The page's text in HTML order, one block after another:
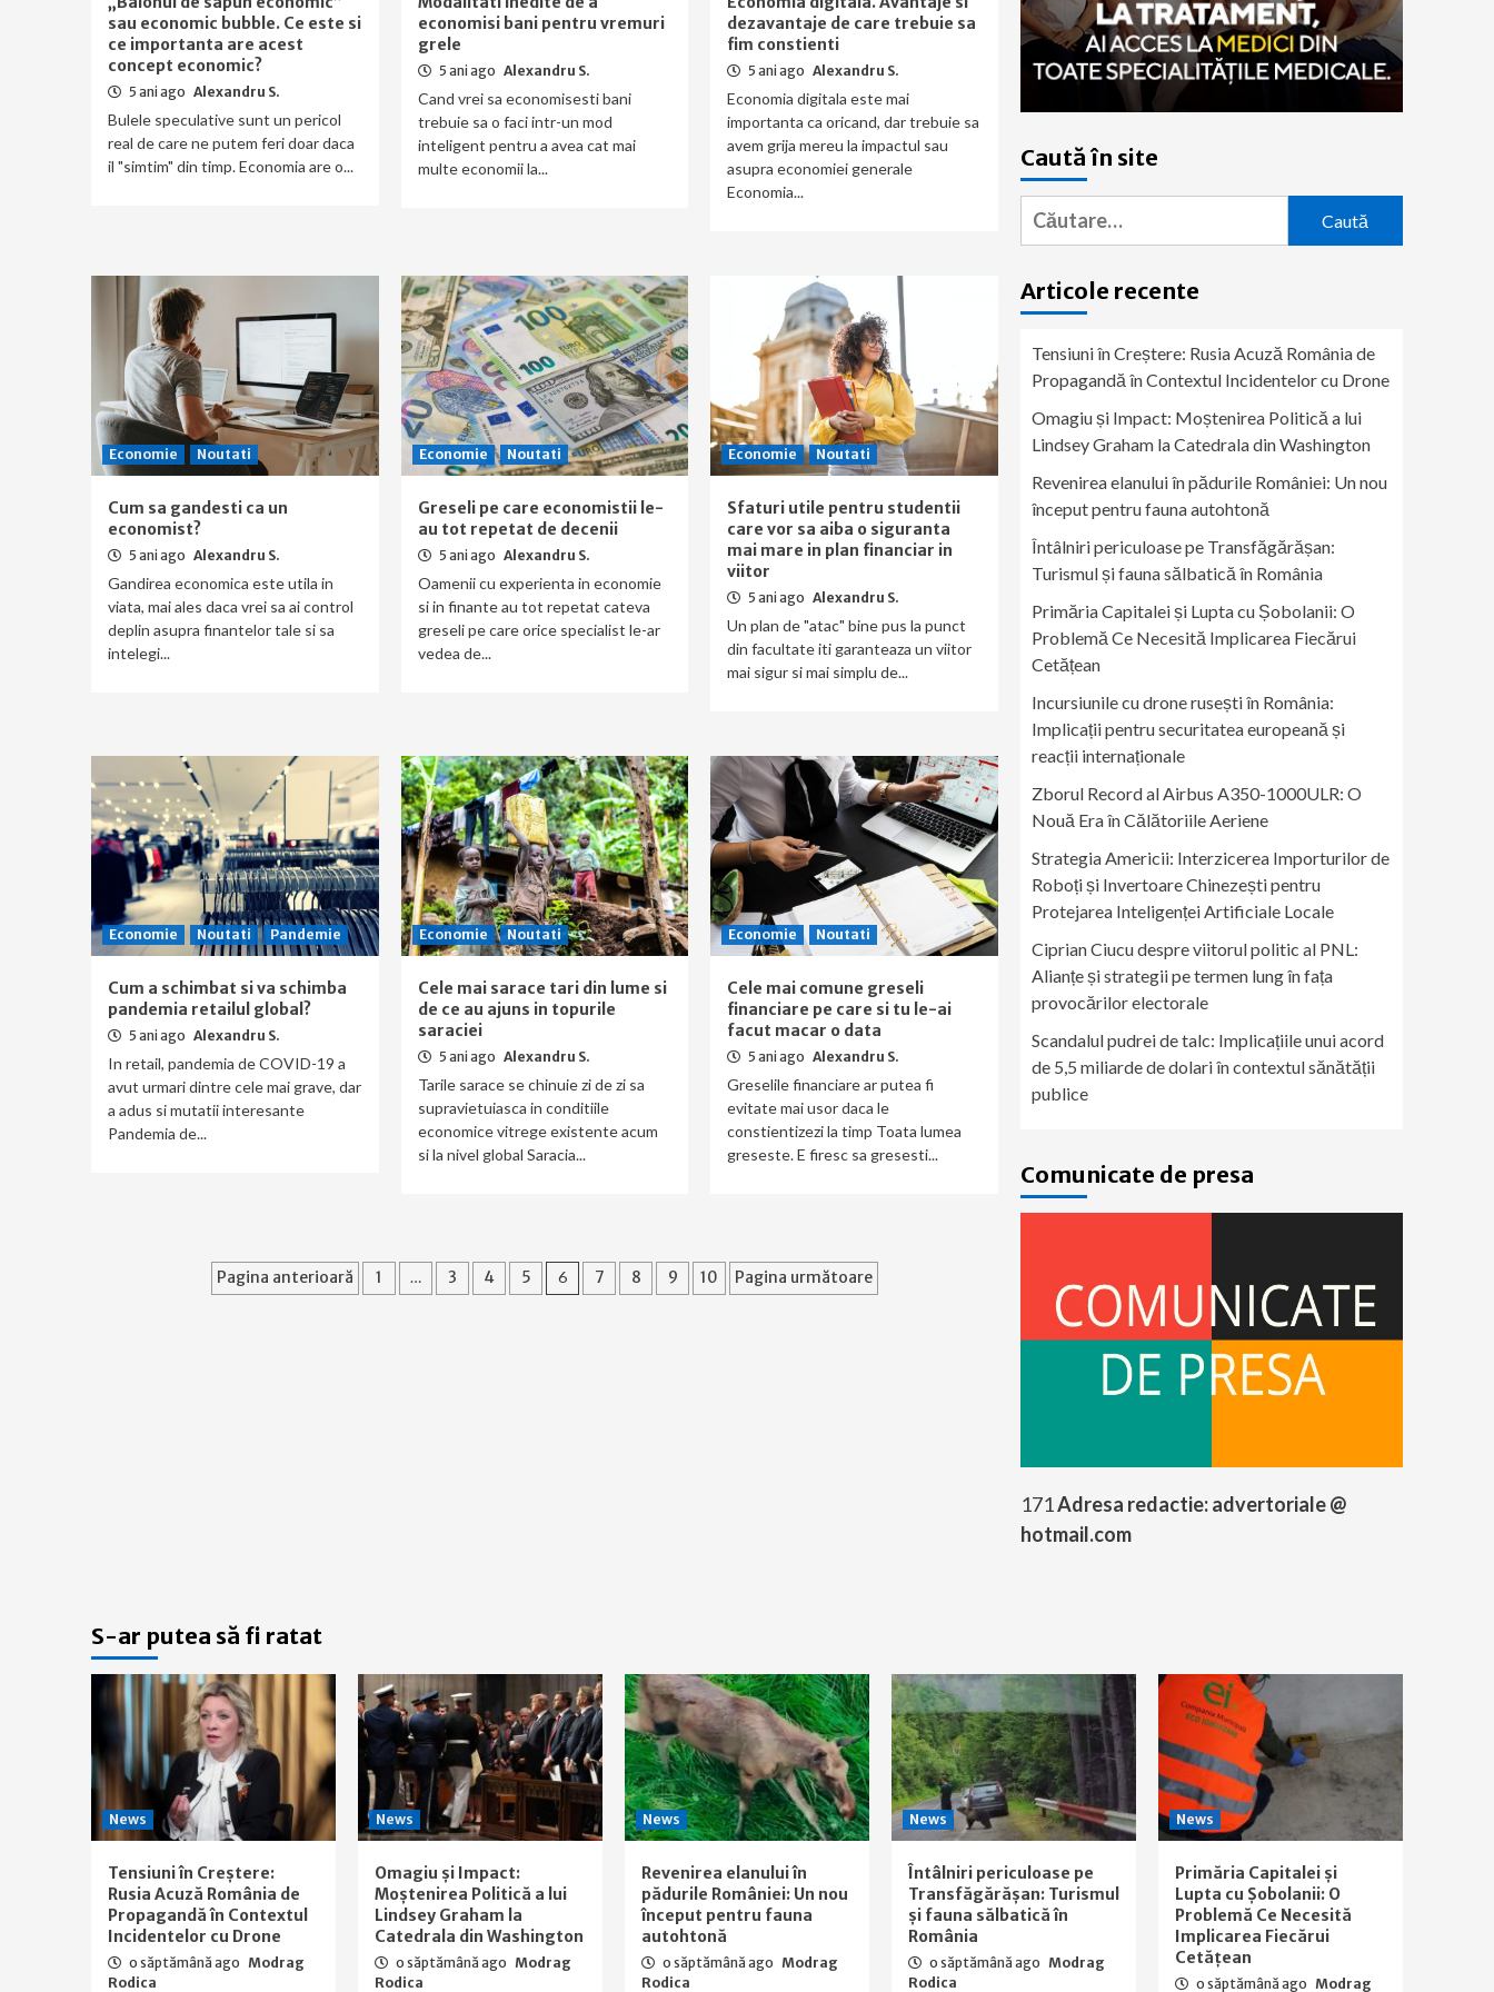
sau economic bubble. Ce este si
ce importanta are acest
concept economic?
5 ani ago Alexandru S.
Bulele speculative sunt un pericol
real de care ne putem feri doar daca
il "simtim" din timp. Economia are o...
economisi bani pentru vremuri
grele
5 ani ago Alexandru S.
Cand vrei sa economisesti bani
trebuie sa o faci intr-un mod
inteligent pentru a avea cat mai
multe economii la...
dezavantaje de care trebuie sa
fim constienti
5 ani ago Alexandru S.
Economia digitala este mai
importanta ca oricand, dar trebuie sa
avem grija mereu la impactul sau
asupra economiei generale
Economia...
Economie Noutati
Cum sa gandesti ca un
economist?
5 ani ago Alexandru S.
Gandirea economica este utila in
viata, mai ales daca vrei sa ai control
deplin asupra finantelor tale si sa
intelegi...
Economie Noutati
Greseli pe care economistii le-
au tot repetat de decenii
5 ani ago Alexandru S.
Oamenii cu experienta in economie
si in finante au tot repetat cateva
greseli pe care orice specialist le-ar
vedea de...
Economie Noutati
Sfaturi utile pentru studentii
care vor sa aiba o siguranta
mai mare in plan financiar in
viitor
5 ani ago Alexandru S.
Un plan de "atac" bine pus la punct
din facultate iti garanteaza un viitor
mai sigur si mai simplu de...
Economie Noutati Pandemie
Cum a schimbat si va schimba
pandemia retailul global?
5 ani ago Alexandru S.
In retail, pandemia de COVID-19 a
avut urmari dintre cele mai grave, dar
a adus si mutatii interesante
Pandemia de...
Economie Noutati
Cele mai sarace tari din lume si
de ce au ajuns in topurile
saraciei
5 ani ago Alexandru S.
Tarile sarace se chinuie zi de zi sa
supravietuiasca in conditiile
economice vitrege existente acum
si la nivel global Saracia...
Economie Noutati
Cele mai comune greseli
financiare pe care si tu le-ai
facut macar o data
5 ani ago Alexandru S.
Greselile financiare ar putea fi
evitate mai usor daca le
constientizezi la timp Toata lumea
greseste. E firesc sa gresesti...
Paginație
Pagina anterioară 1 … 3 4 5 6 7 8 9 10 Pagina următoare
Caută în site
Caută
după:
Articole recente
Tensiuni în Creștere: Rusia Acuză România de
Propagandă în Contextul Incidentelor cu Drone
Omagiu și Impact: Moștenirea Politică a lui
Lindsey Graham la Catedrala din Washington
Revenirea elanului în pădurile României: Un nou
început pentru fauna autohtonă
Întâlniri periculoase pe Transfăgărășan:
Turismul și fauna sălbatică în România
Primăria Capitalei și Lupta cu Șobolanii: O
Problemă Ce Necesită Implicarea Fiecărui
Cetățean
Incursiunile cu drone rusești în România:
Implicații pentru securitatea europeană și
reacții internaționale
Zborul Record al Airbus A350-1000ULR: O
Nouă Era în Călătoriile Aeriene
Strategia Americii: Interzicerea Importurilor de
Roboți și Invertoare Chinezești pentru
Protejarea Inteligenței Artificiale Locale
Ciprian Ciucu despre viitorul politic al PNL:
Alianțe și strategii pe termen lung în fața
provocărilor electorale
Scandalul pudrei de talc: Implicațiile unui acord
de 5,5 miliarde de dolari în contextul sănătății
publice
Comunicate de presa
171Adresa redactie: advertoriale @
hotmail.com
S-ar putea să fi ratat
News
Tensiuni în Creștere:
Rusia Acuză România de
Propagandă în Contextul
Incidentelor cu Drone
o săptămână ago Modrag
Rodica
News
Omagiu și Impact:
Moștenirea Politică a lui
Lindsey Graham la
Catedrala din Washington
o săptămână ago Modrag
Rodica
News
Revenirea elanului în
pădurile României: Un nou
început pentru fauna
autohtonă
o săptămână ago Modrag
Rodica
News
Întâlniri periculoase pe
Transfăgărășan: Turismul
și fauna sălbatică în
România
o săptămână ago Modrag
Rodica
News
Primăria Capitalei și
Lupta cu Șobolanii: O
Problemă Ce Necesită
Implicarea Fiecărui
Cetățean
o săptămână ago Modrag